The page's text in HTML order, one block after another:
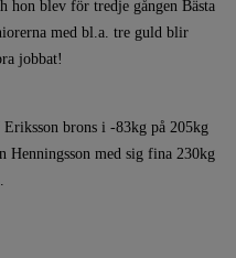
hon blev för tredje gången Bästa
med bl.a. tre guld blir
jobbat!
Eriksson brons i -83kg på 205kg
Henningsson med sig fina 230kg